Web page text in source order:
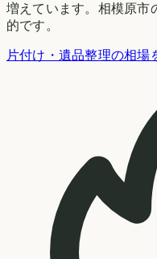
増えています。相模原市
的です。
片付け・遺品整理の相場